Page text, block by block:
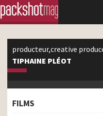
producteur,creative
TIPHAINE PLÉOT
FILMS